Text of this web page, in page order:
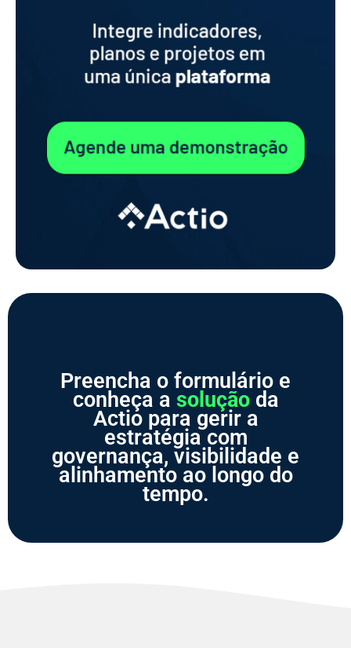
Preencha o formulário e
conheça a soluçãoda
Actio para gerir a
estratégia com
governança, visibilidade e
alinhamento ao longo do
tempo.